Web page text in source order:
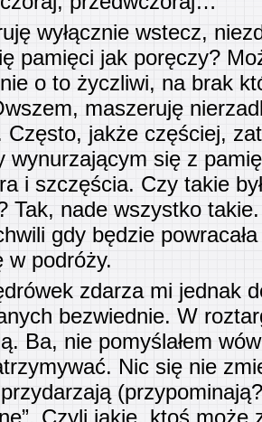
wyłącznie wstecz,
pamięci jak poręczy?
o to życzliwi, na brak
maszeruję
Często, jakże częściej,
wynurzającym się z
i szczęścia. Czy takie
Tak, nade wszystko
gdy będzie
w podróży.
zdarza mi jednak
bezwiednie. W
Ba, nie pomyślałem
Nic się nie
Czyli jakie, ktoś może